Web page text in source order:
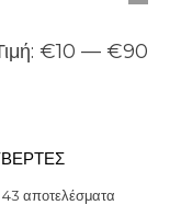
43 αποτελέσματα
€10 — €90